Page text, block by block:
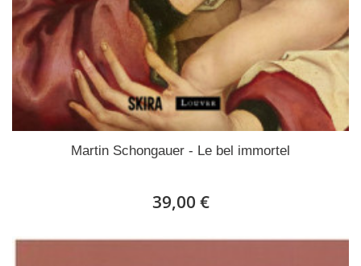
Martin Schongauer - Le bel immortel
39,00 €